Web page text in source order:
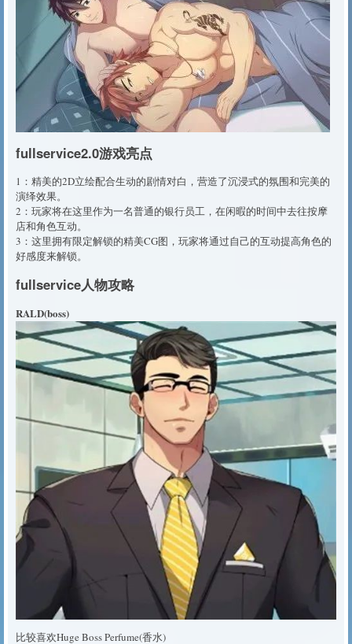
fullservice2.0游戏亮点
1：精美的2D立绘配合生动的剧情对白，营造了沉浸式的氛围和完美的
演绎效果。
2：玩家将在这里作为一名普通的银行员工，在闲暇的时间中去往按摩
店和角色互动。
3：这里拥有限定解锁的精美CG图，玩家将通过自己的互动提高角色的
好感度来解锁。
fullservice人物攻略
RALD(boss)
比较喜欢Huge Boss Perfume(香水)